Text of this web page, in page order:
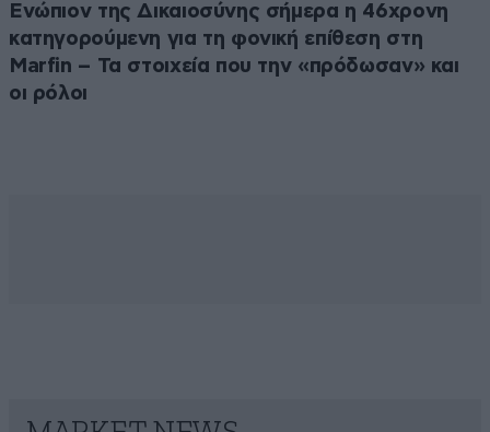
Ενώπιον της Δικαιοσύνης σήμερα η 46χρονη
κατηγορούμενη για τη φονική επίθεση στη
Marfin – Τα στοιχεία που την «πρόδωσαν» και
οι ρόλοι